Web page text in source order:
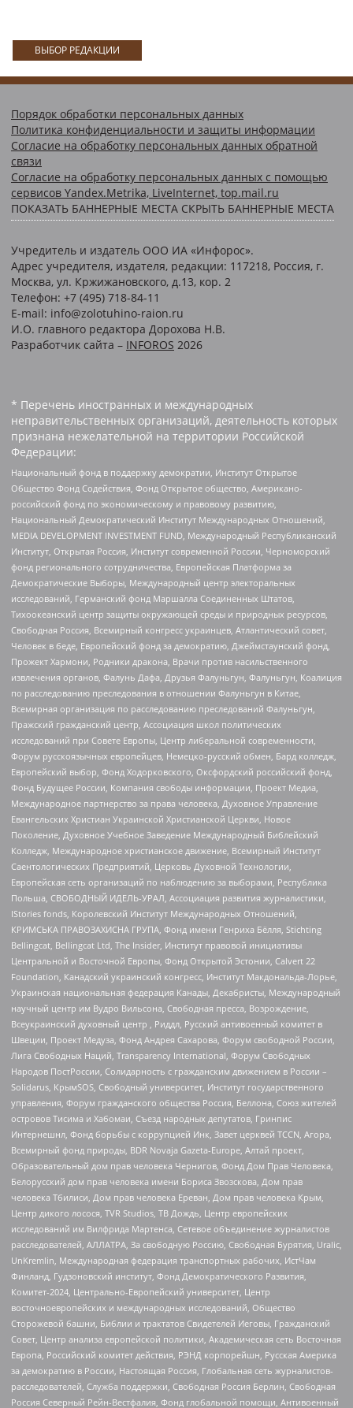
ВЫБОР РЕДАКЦИИ
Порядок обработки персональных данных
Политика конфиденциальности и защиты информации
Согласие на обработку персональных данных обратной
связи
Согласие на обработку персональных данных с помощью
сервисов Yandex.Metrika, LiveInternet, top.mail.ru
ПОКАЗАТЬ БАННЕРНЫЕ МЕСТА СКРЫТЬ БАННЕРНЫЕ МЕСТА
Учредитель и издатель ООО ИА «Инфорос».
Адрес учредителя, издателя, редакции: 117218, Россия, г.
Москва, ул. Кржижановского, д.13, кор. 2
Телефон: +7 (495) 718-84-11
E-mail: info@zolotuhino-raion.ru
И.О. главного редактора Дорохова Н.В.
Разработчик сайта – INFOROS 2026
* Перечень иностранных и международных
неправительственных организаций, деятельность которых
признана нежелательной на территории Российской
Федерации:
Национальный фонд в поддержку демократии, Институт Открытое
Общество Фонд Содействия, Фонд Открытое общество, Американо-
российский фонд по экономическому и правовому развитию,
Национальный Демократический Институт Международных Отношений,
MEDIA DEVELOPMENT INVESTMENT FUND, Международный Республиканский
Институт, Открытая Россия, Институт современной России, Черноморский
фонд регионального сотрудничества, Европейская Платформа за
Демократические Выборы, Международный центр электоральных
исследований, Германский фонд Маршалла Соединенных Штатов,
Тихоокеанский центр защиты окружающей среды и природных ресурсов,
Свободная Россия, Всемирный конгресс украинцев, Атлантический совет,
Человек в беде, Европейский фонд за демократию, Джеймстаунский фонд,
Прожект Хармони, Родники дракона, Врачи против насильственного
извлечения органов, Фалунь Дафа, Друзья Фалуньгун, Фалуньгун, Коалиция
по расследованию преследования в отношении Фалуньгун в Китае,
Всемирная организация по расследованию преследований Фалуньгун,
Пражский гражданский центр, Ассоциация школ политических
исследований при Совете Европы, Центр либеральной современности,
Форум русскоязычных европейцев, Немецко-русский обмен, Бард колледж,
Европейский выбор, Фонд Ходорковского, Оксфордский российский фонд,
Фонд Будущее России, Компания свободы информации, Проект Медиа,
Международное партнерство за права человека, Духовное Управление
Евангельских Христиан Украинской Христианской Церкви, Новое
Поколение, Духовное Учебное Заведение Международный Библейский
Колледж, Международное христианское движение, Всемирный Институт
Саентологических Предприятий, Церковь Духовной Технологии,
Европейская сеть организаций по наблюдению за выборами, Республика
Польша, СВОБОДНЫЙ ИДЕЛЬ-УРАЛ, Ассоциация развития журналистики,
IStories fonds, Королевский Институт Международных Отношений,
КРИМСЬКА ПРАВОЗАХИСНА ГРУПА, Фонд имени Генриха Бёлля, Stichting
Bellingcat, Bellingcat Ltd, The Insider, Институт правовой инициативы
Центральной и Восточной Европы, Фонд Открытой Эстонии, Calvert 22
Foundation, Канадский украинский конгресс, Институт Макдональда-Лорье,
Украинская национальная федерация Канады, Декабристы, Международный
научный центр им Вудро Вильсона, Свободная пресса, Возрождение,
Всеукраинский духовный центр , Риддл, Русский антивоенный комитет в
Швеции, Проект Медуза, Фонд Андрея Сахарова, Форум свободной России,
Лига Свободных Наций, Transparеncy International, Форум Свободных
Народов ПостРоссии, Солидарность с гражданским движением в России –
Solidarus, КрымSOS, Свободный университет, Институт государственного
управления, Форум гражданского общества Россия, Беллона, Союз жителей
островов Тисима и Хабомаи, Съезд народных депутатов, Гринпис
Интернешнл, Фонд борьбы с коррупцией Инк, Завет церквей TCCN, Агора,
Всемирный фонд природы, BDR Novaja Gazeta-Europe, Алтай проект,
Образовательный дом прав человека Чернигов, Фонд Дом Прав Человека,
Белорусский дом прав человека имени Бориса Звозскова, Дом прав
человека Тбилиси, Дом прав человека Ереван, Дом прав человека Крым,
Центр дикого лосося, TVR Studios, ТВ Дождь, Центр европейских
исследований им Вилфрида Мартенса, Сетевое объединение журналистов
расследователей, АЛЛАТРА, За свободную Россию, Свободная Бурятия, Uralic,
UnKremlin, Международная федерация транспортных рабочих, ИстЧам
Финланд, Гудзоновский институт, Фонд Демократического Развития,
Комитет-2024, Центрально-Европейский университет, Центр
восточноевропейских и международных исследований, Общество
Сторожевой башни, Библии и трактатов Свидетелей Иеговы, Гражданский
Совет, Центр анализа европейской политики, Академическая сеть Восточная
Европа, Российский комитет действия, РЭНД корпорейшн, Русская Америка
за демократию в России, Настоящая Россия, Глобальная сеть журналистов-
расследователей, Служба поддержки, Свободная Россия Берлин, Свободная
Россия Северный Рейн-Вестфалия, Фонд глобальной помощи, Антивоенный